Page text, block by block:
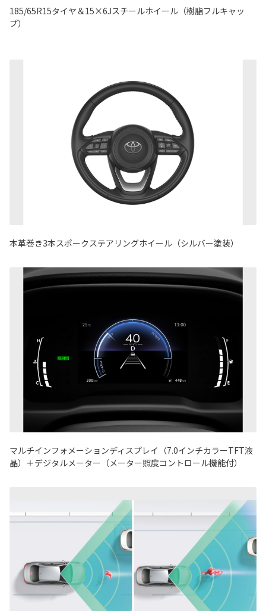
185/65R15タイヤ＆15×6Jスチールホイール（樹脂フルキャッ
プ）
本革巻き3本スポークステアリングホイール（シルバー塗装）
マルチインフォメーションディスプレイ（7.0インチカラーTFT液
晶）＋デジタルメーター（メーター照度コントロール機能付）